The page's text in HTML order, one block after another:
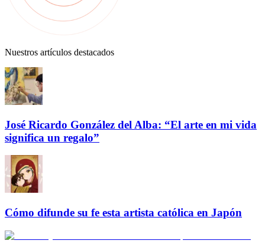
Nuestros artículos destacados
José Ricardo González del Alba: “El arte en mi vida
significa un regalo”
Cómo difunde su fe esta artista católica en Japón